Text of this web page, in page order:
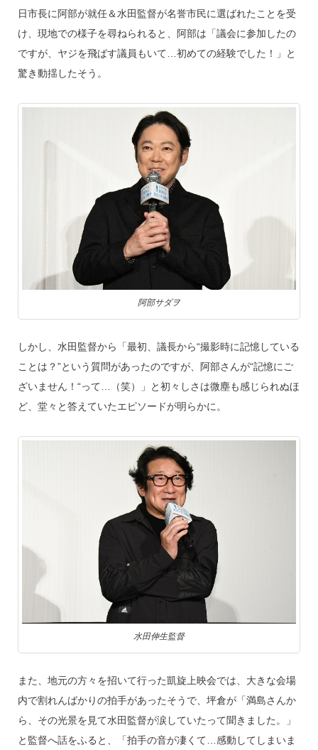
日市長に阿部が就任＆水田監督が名誉市民に選ばれたことを受
け、現地での様子を尋ねられると、阿部は「議会に参加したの
ですが、ヤジを飛ばす議員もいて…初めての経験でした！」と
驚き動揺したそう。
阿部サダヲ
しかし、水田監督から「最初、議長から“撮影時に記憶している
ことは？”という質問があったのですが、阿部さんが“記憶にご
ざいません！“って…（笑）」と初々しさは微塵も感じられぬほ
ど、堂々と答えていたエピソードが明らかに。
水田伸生監督
また、地元の方々を招いて行った凱旋上映会では、大きな会場
内で割れんばかりの拍手があったそうで、坪倉が「満島さんか
ら、その光景を見て水田監督が涙していたって聞きました。」
と監督へ話をふると、「拍手の音が凄くて…感動してしまいま